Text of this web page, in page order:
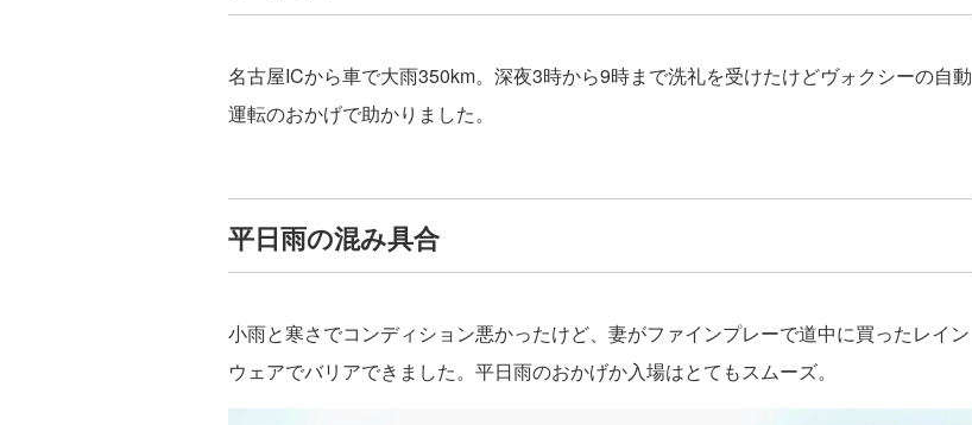
名古屋ICから車で大雨350km。深夜3時から9時まで洗礼を受けたけどヴォクシーの自動
運転のおかげで助かりました。
平日雨の混み具合
小雨と寒さでコンディション悪かったけど、妻がファインプレーで道中に買ったレイン
ウェアでバリアできました。平日雨のおかげか入場はとてもスムーズ。